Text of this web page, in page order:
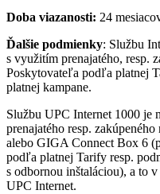
Doba viazanosti: 24
Ďalšie podmienky: Službu
s využitím prenajatého, resp.
Poskytovateľa podľa platnej
platnej kampane.
Službu UPC Internet 1000 je
prenajatého resp.
alebo GIGA Connect Box 6
podľa platnej Tarify resp.
s odbornou inštaláciou), a to
UPC Internet.